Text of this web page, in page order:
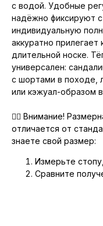
с водой. Удобные
надёжно фиксируют
индивидуальную
аккуратно
длительной носке.
универсален:
с шортами в походе,
или кэжуал-образом
👉🏻 Внимание!
отличается от
знаете свой размер:
Измерьте стопу,
Сравните